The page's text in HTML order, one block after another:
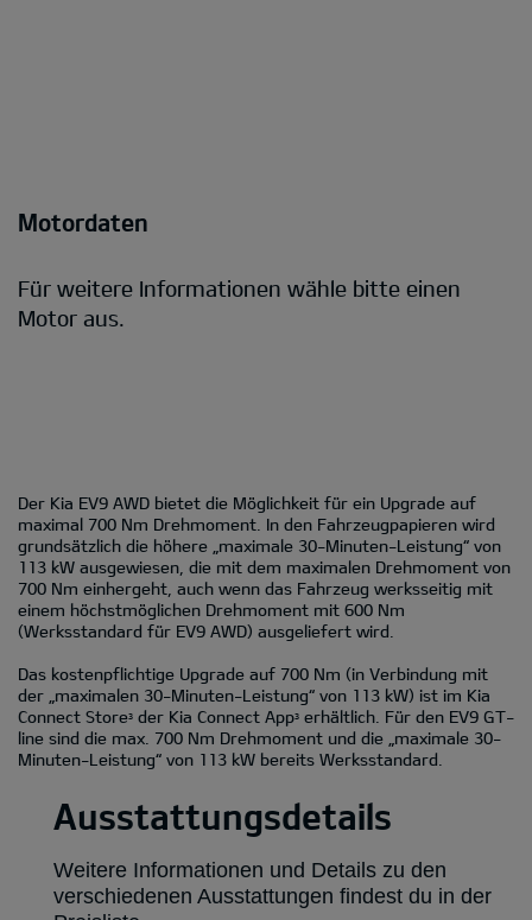
Motordaten
Für weitere Informationen wähle bitte einen
Motor aus.
Der Kia EV9 AWD bietet die Möglichkeit für ein Upgrade auf
maximal 700 Nm Drehmoment. In den Fahrzeugpapieren wird
grundsätzlich die höhere „maximale 30-Minuten-Leistung“ von
113 kW ausgewiesen, die mit dem maximalen Drehmoment von
700 Nm einhergeht, auch wenn das Fahrzeug werksseitig mit
einem höchstmöglichen Drehmoment mit 600 Nm
(Werksstandard für EV9 AWD) ausgeliefert wird.
Das kostenpflichtige Upgrade auf 700 Nm (in Verbindung mit
der „maximalen 30-Minuten-Leistung“ von 113 kW) ist im Kia
Connect Store3 der Kia Connect App3 erhältlich. Für den EV9 GT-
line sind die max. 700 Nm Drehmoment und die „maximale 30-
Minuten-Leistung“ von 113 kW bereits Werksstandard.
Ausstattungsdetails
Weitere Informationen und Details zu den
verschiedenen Ausstattungen findest du in der